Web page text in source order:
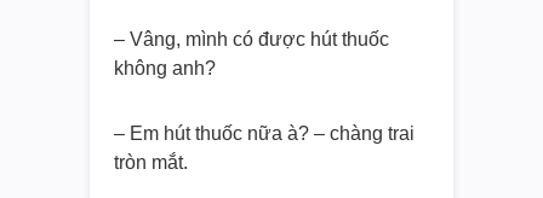
– Vâng, mình có được hút thuốc
không anh?
– Em hút thuốc nữa à? – chàng trai
tròn mắt.